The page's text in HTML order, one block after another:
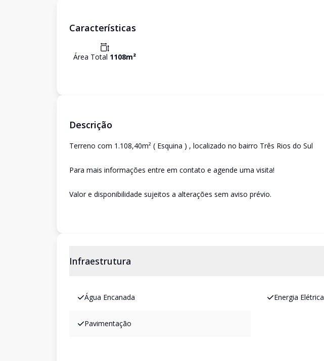
Características
Área Total 1108m²
Descrição
Terreno com 1.108,40m² ( Esquina ) , localizado no bairro Três Rios do Sul
Para mais informações entre em contato e agende uma visita!
Valor e disponibilidade sujeitos a alterações sem aviso prévio.
Infraestrutura
Água Encanada Energia Elétrica
Pavimentação